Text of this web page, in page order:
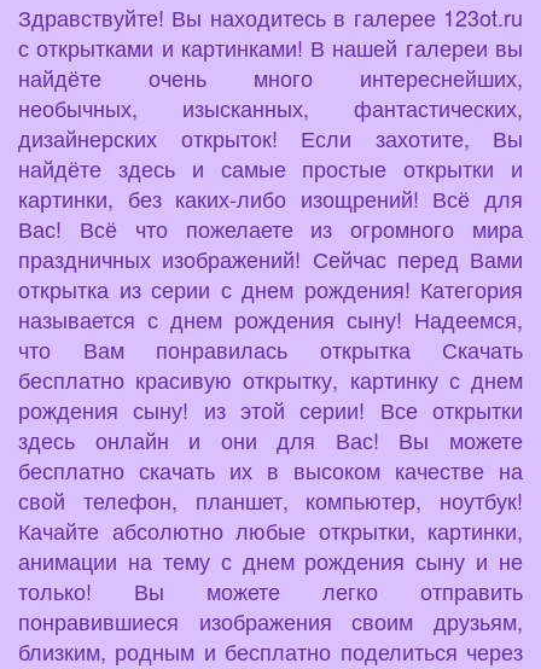
Здравствуйте! Вы находитесь в галерее 123ot.ru
с открытками и картинками! В нашей галереи вы
найдёте очень много интереснейших,
необычных, изысканных, фантастических,
дизайнерских открыток! Если захотите, Вы
найдёте здесь и самые простые открытки и
картинки, без каких-либо изощрений! Всё для
Вас! Всё что пожелаете из огромного мира
праздничных изображений! Сейчас перед Вами
открытка из серии с днем рождения! Категория
называется с днем рождения сыну! Надеемся,
что Вам понравилась открытка Скачать
бесплатно красивую открытку, картинку с днем
рождения сыну! из этой серии! Все открытки
здесь онлайн и они для Вас! Вы можете
бесплатно скачать их в высоком качестве на
свой телефон, планшет, компьютер, ноутбук!
Качайте абсолютно любые открытки, картинки,
анимации на тему с днем рождения сыну и не
только! Вы можете легко отправить
понравившиеся изображения своим друзьям,
близким, родным и бесплатно поделиться через